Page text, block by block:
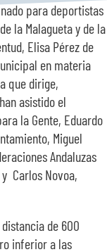
para deportistas
la Malagueta y de la
Elisa Pérez de
en materia
que dirige,
asistido el
la Gente, Eduardo
Miguel
Andaluzas
Carlos Novoa,
de 600
inferior a las